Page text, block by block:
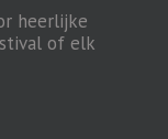
heerlijke
of elk